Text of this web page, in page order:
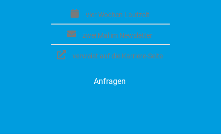
vier Wochen Laufzeit
zwei Mal im Newsletter
verweist auf die Karriere-Seite
Anfragen